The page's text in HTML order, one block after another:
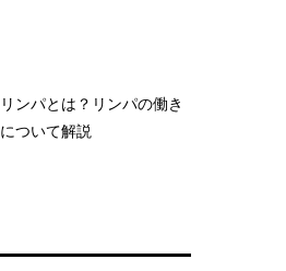
リンパとは？リンパの働き
について解説